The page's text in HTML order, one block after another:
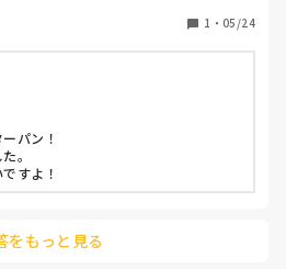
1 ・ 05/24
パン！
。
すよ！
をもっと見る